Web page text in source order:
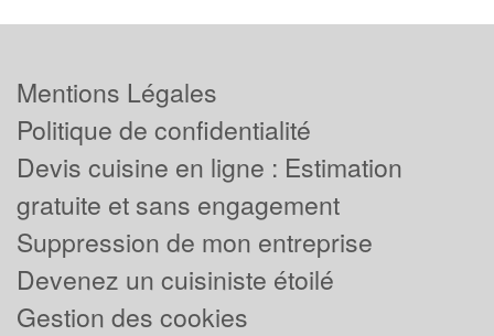
Mentions Légales
Politique de confidentialité
Devis cuisine en ligne : Estimation
gratuite et sans engagement
Suppression de mon entreprise
Devenez un cuisiniste étoilé
Gestion des cookies